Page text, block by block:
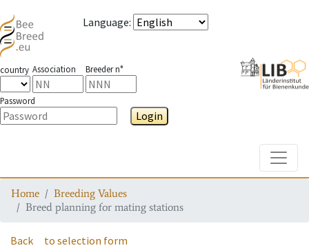
Language:
country Association Breeder n°
Password
Login
Home
Breeding Values
Breed planning for mating stations
Back to selection form